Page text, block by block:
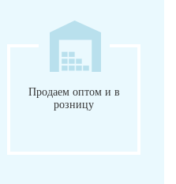
Продаем оптом и в
розницу